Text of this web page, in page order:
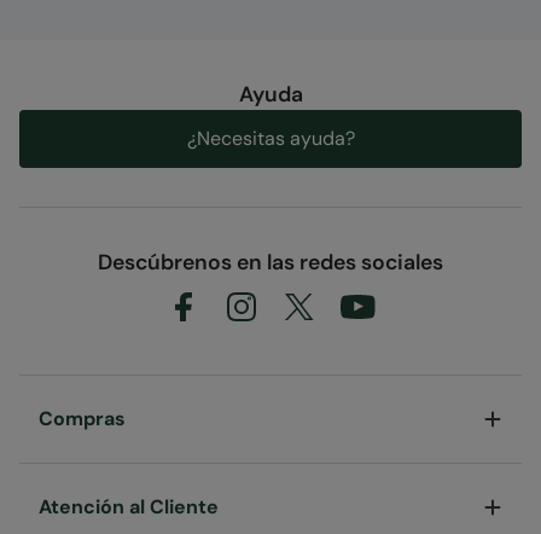
Ayuda
¿Necesitas ayuda?
Descúbrenos en las redes sociales
Compras
Atención al Cliente